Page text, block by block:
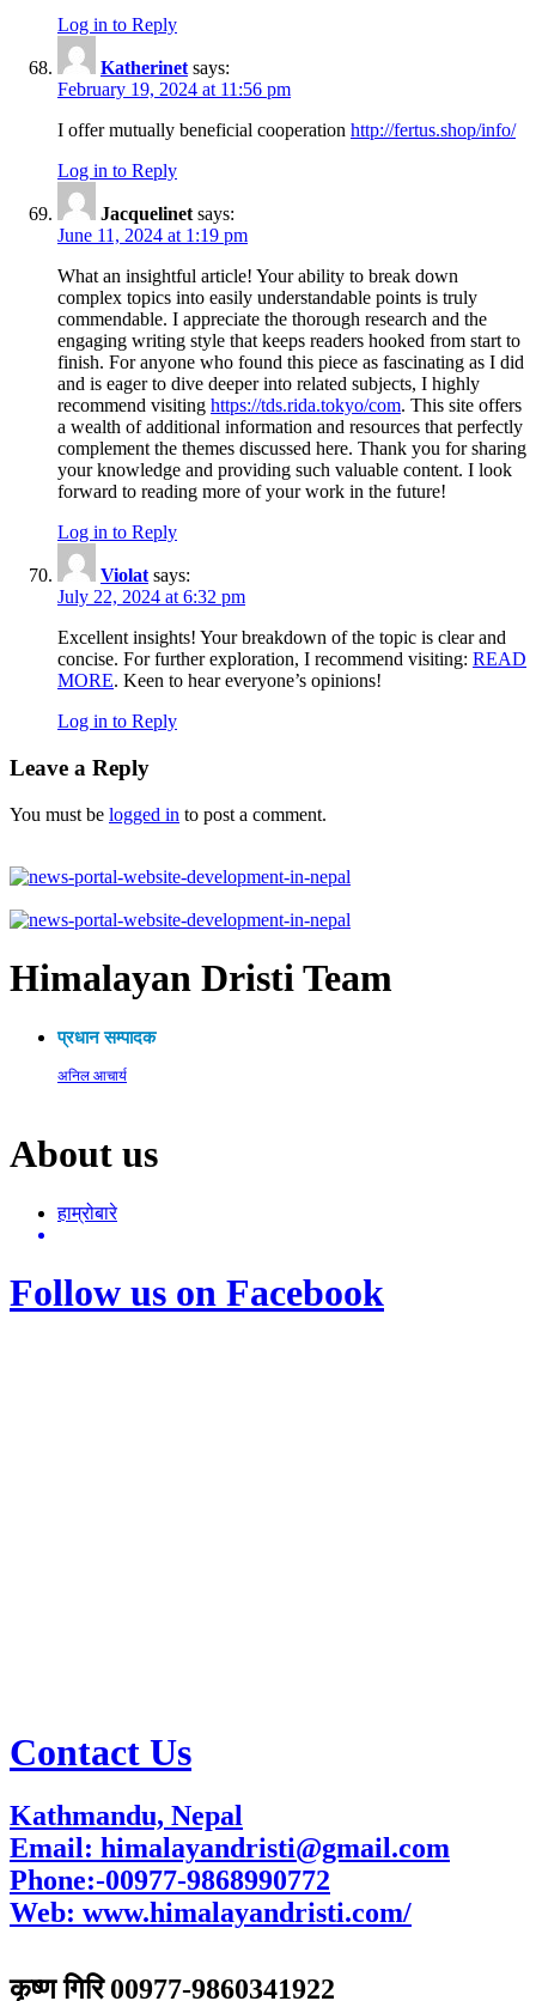
Log in to Reply
Katherinet says:
February 19, 2024 at 11:56 pm
I offer mutually beneficial cooperation http://fertus.shop/info/
Log in to Reply
Jacquelinet says:
June 11, 2024 at 1:19 pm
What an insightful article! Your ability to break down
complex topics into easily understandable points is truly
commendable. I appreciate the thorough research and the
engaging writing style that keeps readers hooked from start to
finish. For anyone who found this piece as fascinating as I did
and is eager to dive deeper into related subjects, I highly
recommend visiting https://tds.rida.tokyo/com. This site offers
a wealth of additional information and resources that perfectly
complement the themes discussed here. Thank you for sharing
your knowledge and providing such valuable content. I look
forward to reading more of your work in the future!
Log in to Reply
Violat says:
July 22, 2024 at 6:32 pm
Excellent insights! Your breakdown of the topic is clear and
concise. For further exploration, I recommend visiting: READ
MORE. Keen to hear everyone’s opinions!
Log in to Reply
Leave a Reply
You must be logged in to post a comment.
Himalayan Dristi Team
प्रधान सम्पादक
अनिल आचार्य
About us
हाम्रोबारे
Follow us on Facebook
Contact Us
Kathmandu, Nepal
Email: himalayandristi@gmail.com
Phone:-00977-9868990772
Web: www.himalayandristi.com/
कृष्ण गिरि 00977-9860341922